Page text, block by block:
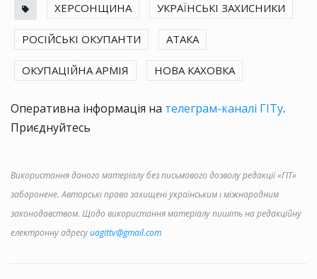
ХЕРСОНЩИНА УКРАЇНСЬКІ ЗАХИСНИКИ
РОСІЙСЬКІ ОКУПАНТИ АТАКА
ОКУПАЦІЙНА АРМІЯ НОВА КАХОВКА
Оперативна інформація на телеграм-каналі ГІТу.
Приєднуйтесь
Використання даного матеріалу без письмового дозволу редакції «ГІТ»
заборонене. Авторські права захищені українським і міжнародним
законодавством. Щодо використання матеріалу пишіть на редакційну
електронну адресуuagittv@gmail.com